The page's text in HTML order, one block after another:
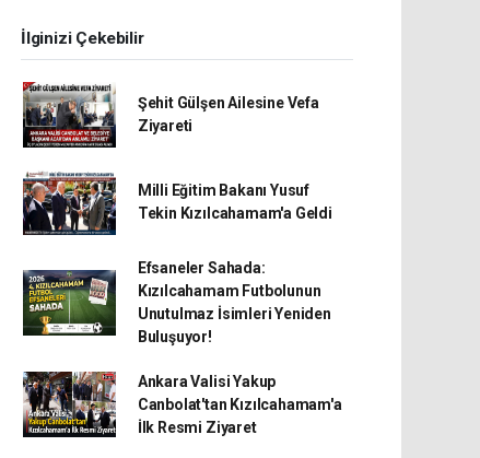
İlginizi Çekebilir
Şehit Gülşen Ailesine Vefa
Ziyareti
Milli Eğitim Bakanı Yusuf
Tekin Kızılcahamam'a Geldi
Efsaneler Sahada:
Kızılcahamam Futbolunun
Unutulmaz İsimleri Yeniden
Buluşuyor!
Ankara Valisi Yakup
Canbolat'tan Kızılcahamam'a
İlk Resmi Ziyaret